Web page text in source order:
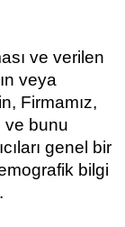
ve verilen
veya
Firmamız,
ve bunu
genel bir
bilgi